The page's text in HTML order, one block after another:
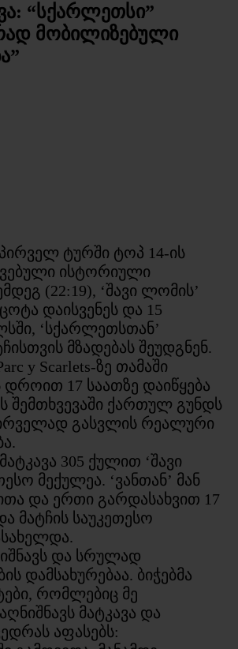
“სქარლეთსი”
მობილიზებული
ტურში ტოპ 14-ის
ისტორიული
(22:19), ‘შავი ლომის’
დაისვენეს და 15
‘სქარლეთსთან’
მზადებას შეუდგნენ.
y Scarlets-ზე თამაში
17 საათზე დაიწყება
შემთხვევაში ქართულ გუნდს
გასვლის რეალური
305 ქულით ‘შავი
მექულეა. ‘ვანთან’ მან
და ერთი გარდასახვით 17
მატჩის საუკეთესო
და სრულად
დამსახურებაა. ბიჭებმა
რომლებიც მე
მატკავა და
აფასებს: